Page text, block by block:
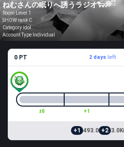
ねむさんの眠りへ誘うラジオ🐑💭ྀི
Room Level 1
SHOW rank C
Category idol
Account Type Individual
0 PT 2 daysleft
±0 +1
+1 493.0 +2 3.0K